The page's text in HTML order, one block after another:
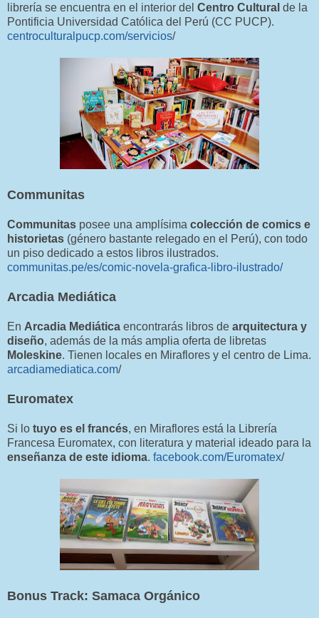
librería se encuentra en el interior del Centro Cultural de la
Pontificia Universidad Católica del Perú (CC PUCP).
centroculturalpucp.com/servicios/
Communitas
Communitas posee una amplísima colección de comics e
historietas (género bastante relegado en el Perú), con todo
un piso dedicado a estos libros ilustrados.
communitas.pe/es/comic-novela-grafica-libro-ilustrado/
Arcadia Mediática
En Arcadia Mediática encontrarás libros de arquitectura y
diseño, además de la más amplia oferta de libretas
Moleskine. Tienen locales en Miraflores y el centro de Lima.
arcadiamediatica.com/
Euromatex
Si lo tuyo es el francés, en Miraflores está la Librería
Francesa Euromatex, con literatura y material ideado para la
enseñanza de este idioma. facebook.com/Euromatex/
Bonus Track: Samaca Orgánico